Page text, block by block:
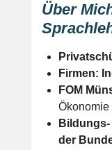
Über
Firmen:
FOM
Ökonomie
der